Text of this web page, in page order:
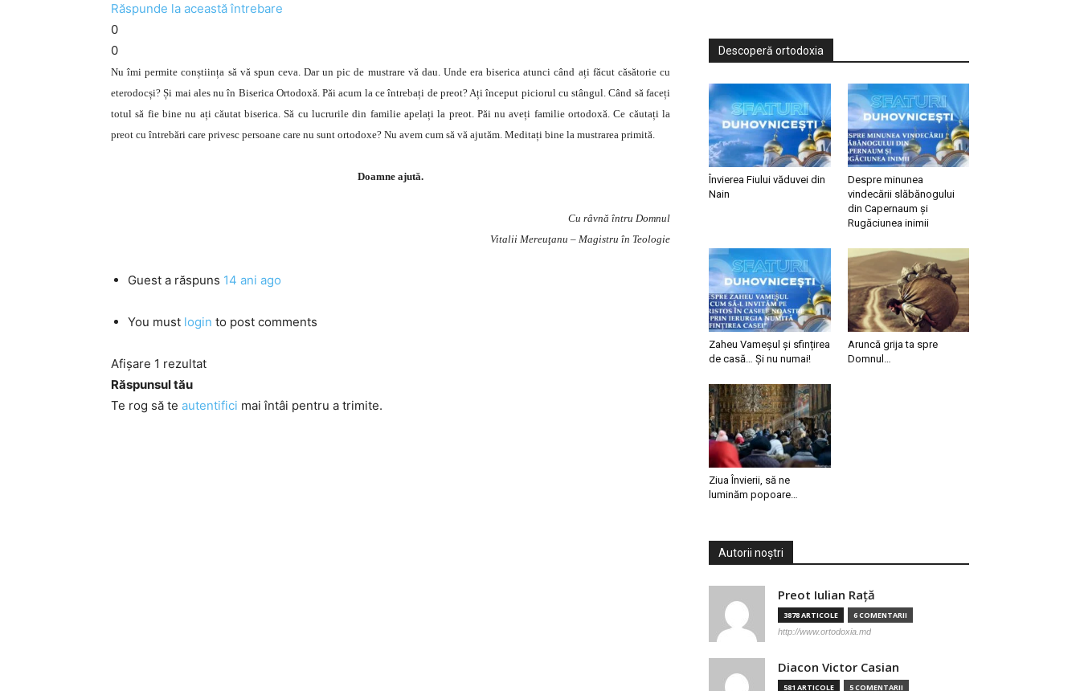
Răspunde la această întrebare
0
0
Nu îmi permite conștiința să vă spun ceva. Dar un pic de mustrare vă dau. Unde era biserica atunci când ați făcut căsătorie cu
eterodocși? Și mai ales nu în Biserica Ortodoxă. Păi acum la ce întrebați de preot? Ați început piciorul cu stângul. Când să faceți
totul să fie bine nu ați căutat biserica. Să cu lucrurile din familie apelați la preot. Păi nu aveți familie ortodoxă. Ce căutați la
preot cu întrebări care privesc persoane care nu sunt ortodoxe? Nu avem cum să vă ajutăm. Meditați bine la mustrarea primită.
Doamne ajută.
Cu râvnă întru Domnul
Vitalii Mereuţanu – Magistru în Teologie
Guest a răspuns 14 ani ago
You must login to post comments
Afișare 1 rezultat
Răspunsul tău
Te rog să te autentifici mai întâi pentru a trimite.
Descoperă ortodoxia
Învierea Fiului văduvei din
Nain
Despre minunea
vindecării slăbănogului
din Capernaum și
Rugăciunea inimii
Zaheu Vameșul și sfințirea
de casă… Și nu numai!
Aruncă grija ta spre
Domnul…
Ziua Învierii, să ne
luminăm popoare…
Autorii noștri
Preot Iulian Raţă
3878 ARTICOLE 6 COMENTARII
http://www.ortodoxia.md
Diacon Victor Casian
581 ARTICOLE 5 COMENTARII